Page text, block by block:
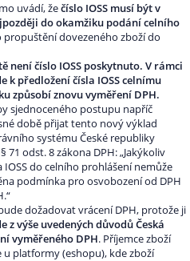
uvádí, žečíslo IOSS musí být v
do okamžiku podání celního
propuštění dovezeného zboží do
není číslo IOSS poskytnuto. V rámci
k předložení čísla IOSS celnímu
způsobí znovu vyměření DPH.
sjednoceného postupu napříč
době přijat tento nový výklad
systému České republiky
odst. 8 zákona DPH: „Jakýkoliv
do celního prohlášení nemůže
podmínka pro osvobození od DPH
dožadovat vrácení DPH, protože ji
z výše uvedených důvodů Česká
vyměřeného DPH. Příjemce zboží
platformy (eshopu), kde zboží